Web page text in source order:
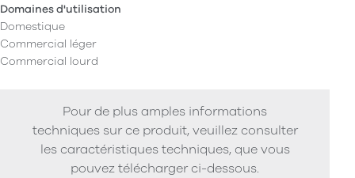
Domaines d'utilisation
Domestique
Commercial léger
Commercial lourd
Pour de plus amples informations
techniques sur ce produit, veuillez consulter
les caractéristiques techniques, que vous
pouvez télécharger ci-dessous.